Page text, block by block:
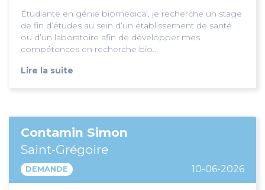
Étudiante en génie biomédical, je recherche un stage
de fin d’études au sein d’un établissement de santé
ou d’un laboratoire afin de développer mes
compétences en recherche bio...
Lire la suite
Contamin Simon
Saint-Grégoire
DEMANDE 10-06-2026